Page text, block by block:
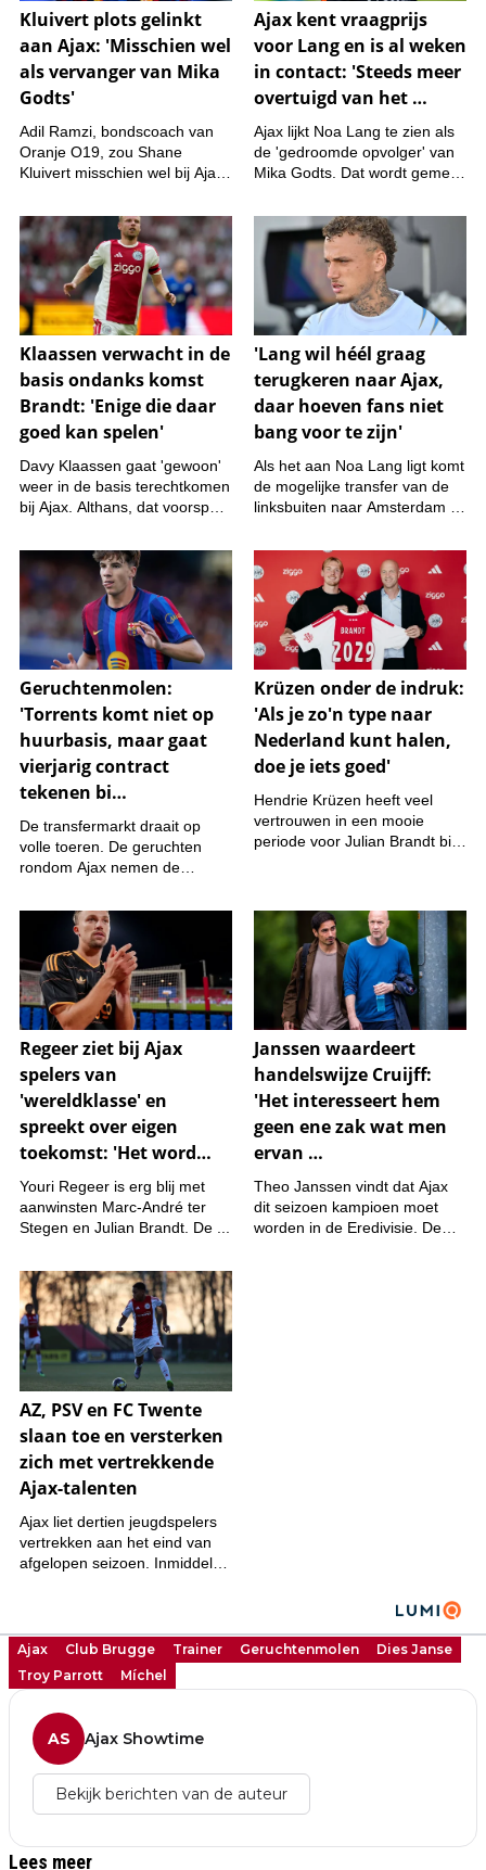
Ajax Club Brugge Trainer Geruchtenmolen
Dies Janse
Troy Parrott
Míchel
AS Ajax Showtime
Bekijk berichten van de auteur
Lees meer